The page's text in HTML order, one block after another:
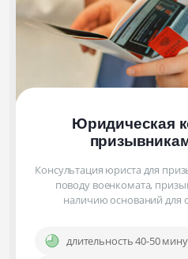
Юридическая
Консультация юриста для
поводу военкомата,
наличию оснований для
длительность 40-50